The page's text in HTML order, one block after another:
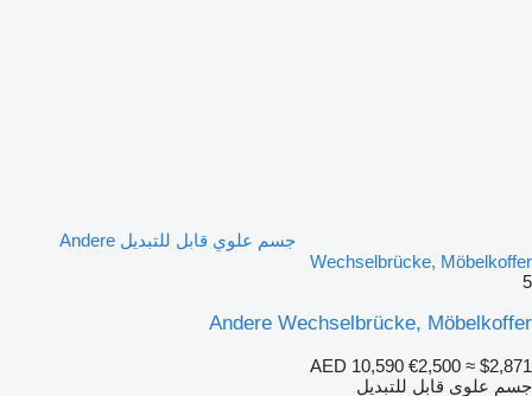
جسم علوي قابل للتبديل Andere
Wechselbrücke, Möbelkoffer
5
Andere Wechselbrücke, Möbelkoffer
AED 10,590 €2,500 ≈ $2,871
جسم علوي قابل للتبديل